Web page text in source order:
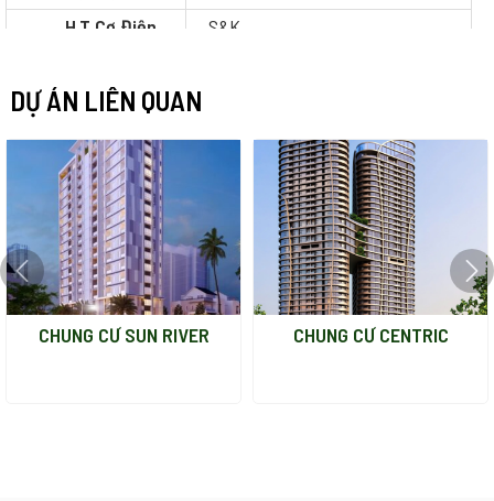
H.T Cơ Điện
S&K
Kiến Trúc
Kết Cấu
S&K
H.T Cơ Điện
Dự Toán
Pháp Lý
Khác
Hạ Tầng
S&K
Tình Trạng
Hoàn thành
DỰ ÁN LIÊN QUAN
CHUNG CƯ SUN RIVER CHUNG CƯ CENTRIC